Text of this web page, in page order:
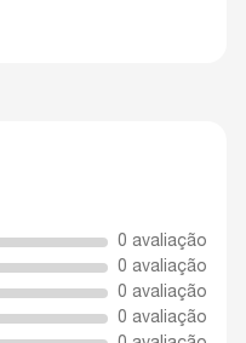
0 avaliação
0 avaliação
0 avaliação
0 avaliação